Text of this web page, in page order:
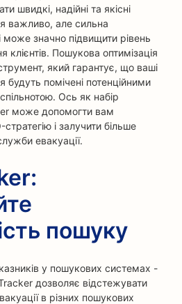
швидкі, надійні та якісні
важливо, але сильна
може значно підвищити рівень
клієнтів. Пошукова оптимізація
який гарантує, що ваші
будуть помічені потенційними
Ось як набір
може допомогти вам
і залучити більше
евакуації.
пошуку
у пошукових системах -
дозволяє відстежувати
в різних пошукових